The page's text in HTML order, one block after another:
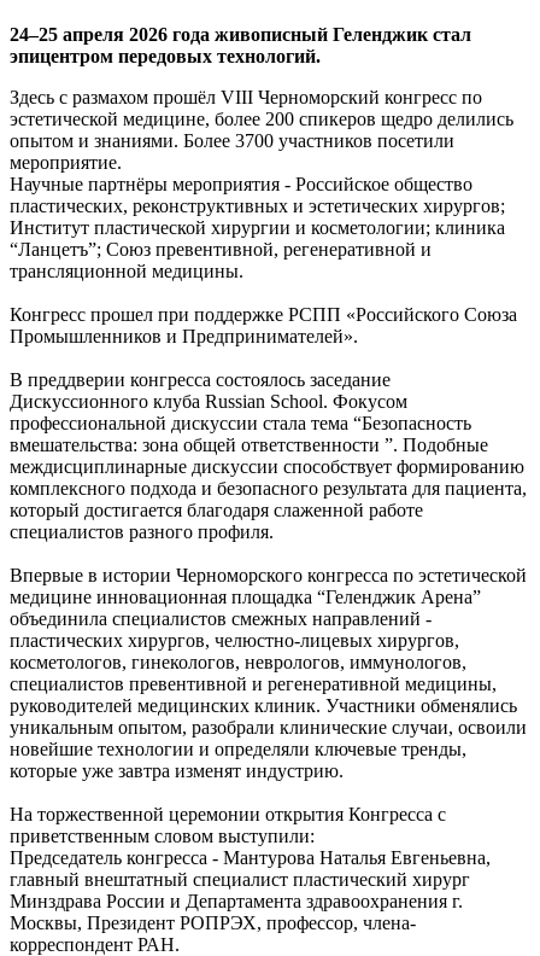
24–25 апреля 2026 года живописный Геленджик стал
эпицентром передовых технологий.
Здесь с размахом прошёл VIII Черноморский конгресс по
эстетической медицине, более 200 спикеров щедро делились
опытом и знаниями. Более 3700 участников посетили
мероприятие.
Научные партнёры мероприятия - Российское общество
пластических, реконструктивных и эстетических хирургов;
Институт пластической хирургии и косметологии; клиника
“Ланцетъ”; Союз превентивной, регенеративной и
трансляционной медицины.
Конгресс прошел при поддержке РСПП «Российского Союза
Промышленников и Предпринимателей».
В преддверии конгресса состоялось заседание
Дискуссионного клуба Russian School. Фокусом
профессиональной дискуссии стала тема “Безопасность
вмешательства: зона общей ответственности ”. Подобные
междисциплинарные дискуссии способствует формированию
комплексного подхода и безопасного результата для пациента,
который достигается благодаря слаженной работе
специалистов разного профиля.
Впервые в истории Черноморского конгресса по эстетической
медицине инновационная площадка “Геленджик Арена”
объединила специалистов смежных направлений -
пластических хирургов, челюстно-лицевых хирургов,
косметологов, гинекологов, неврологов, иммунологов,
специалистов превентивной и регенеративной медицины,
руководителей медицинских клиник. Участники обменялись
уникальным опытом, разобрали клинические случаи, освоили
новейшие технологии и определяли ключевые тренды,
которые уже завтра изменят индустрию.
На торжественной церемонии открытия Конгресса с
приветственным словом выступили:
Председатель конгресса - Мантурова Наталья Евгеньевна,
главный внештатный специалист пластический хирург
Минздрава России и Департамента здравоохранения г.
Москвы, Президент РОПРЭХ, профессор, члена-
корреспондент РАН.